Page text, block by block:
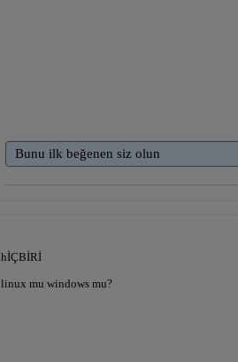
Bunu ilk beğenen siz olun
hİÇBİRİ
linux mu windows mu?